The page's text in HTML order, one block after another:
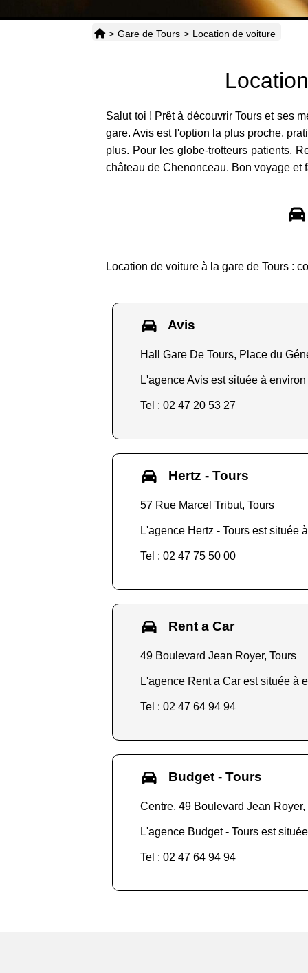
> Gare de Tours > Location de voiture
Salut toi ! Prêt à découvrir Tours et ses
gare. Avis est l'option la plus proche,
plus. Pour les globe-trotteurs patients,
château de Chenonceau. Bon voyage et
Location de voiture à la gare de Tours :
Avis
Hall Gare De Tours, Place du
L'agence Avis est située à
Tel : 02 47 20 53 27
Hertz - Tours
57 Rue Marcel Tribut, Tours
L'agence Hertz - Tours est située
Tel : 02 47 75 50 00
Rent a Car
49 Boulevard Jean Royer, Tours
L'agence Rent a Car est située à
Tel : 02 47 64 94 94
Budget - Tours
Centre, 49 Boulevard Jean Royer,
L'agence Budget - Tours est
Tel : 02 47 64 94 94